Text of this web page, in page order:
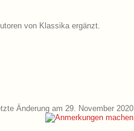
von Klassika ergänzt.
Änderung am 29. November 2020